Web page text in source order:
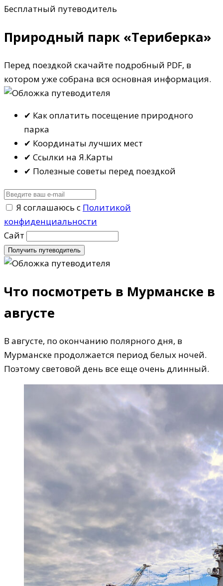
Бесплатный путеводитель
Природный парк «Териберка»
Перед поездкой скачайте подробный PDF, в
котором уже собрана вся основная информация.
✔ Как оплатить посещение природного
парка
✔ Координаты лучших мест
✔ Ссылки на Я.Карты
✔ Полезные советы перед поездкой
Я соглашаюсь с Политикой
конфиденциальности
Сайт
Получить путеводитель
Что посмотреть в Мурманске в
августе
В августе, по окончанию полярного дня, в
Мурманске продолжается период белых ночей.
Поэтому световой день все еще очень длинный.